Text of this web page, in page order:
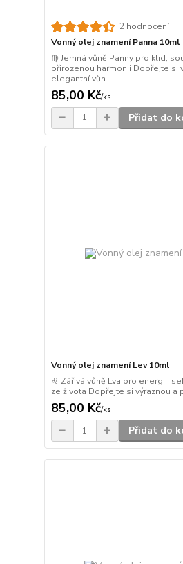
2 hodnocení
Vonný olej znamení Panna 10ml
♍ Jemná vůně Panny pro klid,
přirozenou harmonii Dopřejte si
elegantní vůn...
85,00 Kč/ks
Přidat do
Vonný olej znamení Lev 10ml
♌ Zářivá vůně Lva pro energii,
ze života Dopřejte si výraznou a
85,00 Kč/ks
Přidat do